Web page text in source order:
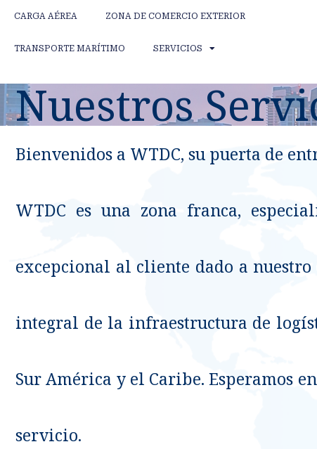
CARGA AÉREA ZONA DE COMERCIO EXTERIOR
TRANSPORTE MARÍTIMO SERVICIOS
Nuestros
Bienvenidos a WTDC, su puerta de
WTDC es una zona franca,
excepcional al cliente dado a
integral de la infraestructura de
Sur América y el Caribe. Esperamos
servicio.